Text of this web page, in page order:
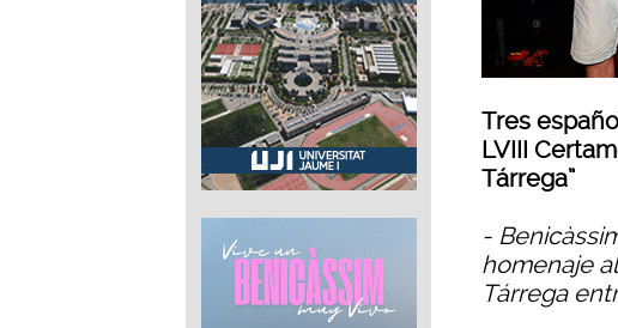
Tres
LVIII
Tárrega”
-
homenaje
Tárrega